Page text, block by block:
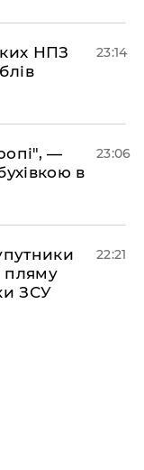
НПЗ
23:14
—
в
23:06
пляму
ЗСУ
22:21